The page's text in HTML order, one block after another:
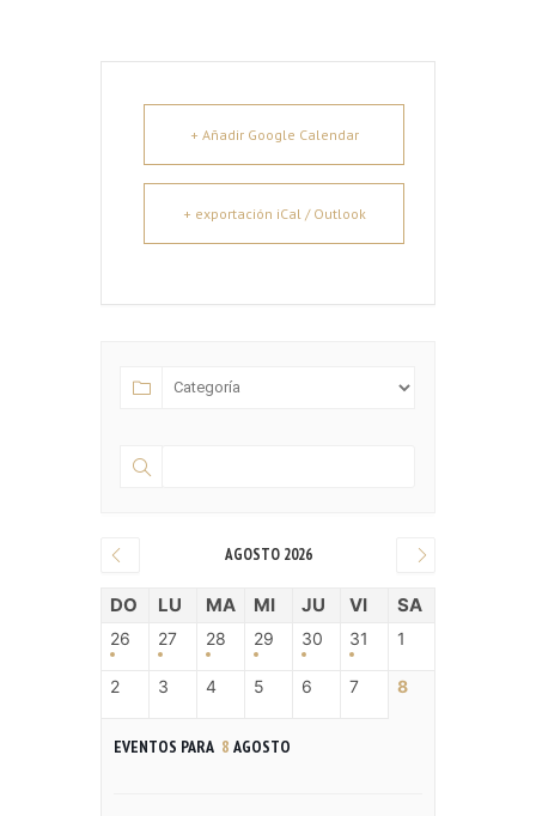
+ Añadir Google Calendar
+ exportación iCal / Outlook
AGOSTO 2026
DO LU MA MI JU VI SA
26 27 28 29 30 31 1
2 3 4 5 6 7 8
EVENTOS PARA 8 AGOSTO